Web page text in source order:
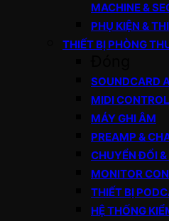
MACHINE &
PHỤ KIỆN &
THIẾT BỊ PHÒNG
SOUNDCARD
MIDI
MÁY GHI ÂM
PREAMP &
CHUYỂN ĐỔI
MONITOR
THIẾT BỊ
HỆ THỐNG